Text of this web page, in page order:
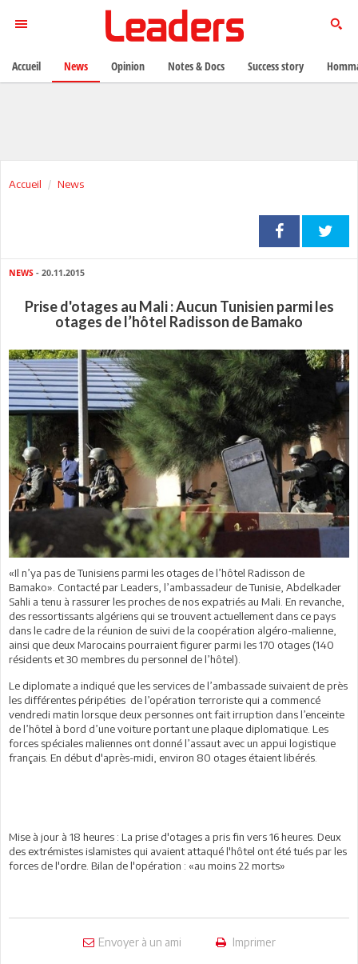
Accueil News
NEWS - 20.11.2015
Prise d'otages au Mali : Aucun Tunisien parmi les
otages de l’hôtel Radisson de Bamako
«Il n’ya pas de Tunisiens parmi les otages de l’hôtel Radisson de
Bamako». Contacté par Leaders, l’ambassadeur de Tunisie, Abdelkader
Sahli a tenu à rassurer les proches de nos expatriés au Mali. En revanche,
des ressortissants algériens qui se trouvent actuellement dans ce pays
dans le cadre de la réunion de suivi de la coopération algéro-malienne,
ainsi que deux Marocains pourraient figurer parmi les 170 otages (140
résidents et 30 membres du personnel de l’hôtel).
Le diplomate a indiqué que les services de l’ambassade suivaient de près
les différentes péripéties de l’opération terroriste qui a commencé
vendredi matin lorsque deux personnes ont fait irruption dans l’enceinte
de l’hôtel à bord d’une voiture portant une plaque diplomatique. Les
forces spéciales maliennes ont donné l’assaut avec un appui logistique
français. En début d'après-midi, environ 80 otages étaient libérés.
Mise à jour à 18 heures : La prise d'otages a pris fin vers 16 heures. Deux
des extrémistes islamistes qui avaient attaqué l'hôtel ont été tués par les
forces de l'ordre. Bilan de l'opération : «au moins 22 morts»
Envoyer à un ami Imprimer
Accueil News Opinion Notes & Docs Success story